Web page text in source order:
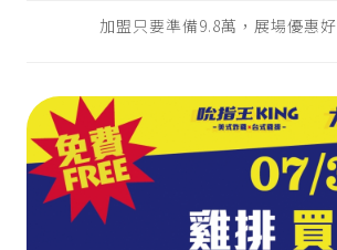
加盟只要準備9.8萬，展場優惠